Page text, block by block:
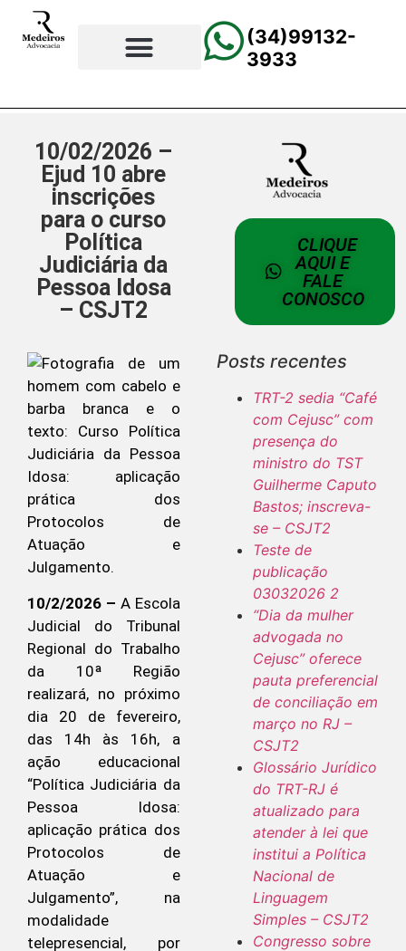
(34)99132-
3933
10/02/2026 –
Ejud 10 abre
inscrições
para o curso
Política
Judiciária da
Pessoa Idosa
– CSJT2
10/2/2026 – A Escola
Judicial do Tribunal
Regional do Trabalho
da 10ª Região
realizará, no próximo
dia 20 de fevereiro,
das 14h às 16h, a
ação educacional
“Política Judiciária da
Pessoa Idosa:
aplicação prática dos
Protocolos de
Atuação e
Julgamento”, na
modalidade
telepresencial, por
CLIQUE
AQUI E
FALE
CONOSCO
Posts recentes
TRT-2 sedia “Café
com Cejusc” com
presença do
ministro do TST
Guilherme Caputo
Bastos; inscreva-
se – CSJT2
Teste de
publicação
03032026 2
“Dia da mulher
advogada no
Cejusc” oferece
pauta preferencial
de conciliação em
março no RJ –
CSJT2
Glossário Jurídico
do TRT-RJ é
atualizado para
atender à lei que
institui a Política
Nacional de
Linguagem
Simples – CSJT2
Congresso sobre